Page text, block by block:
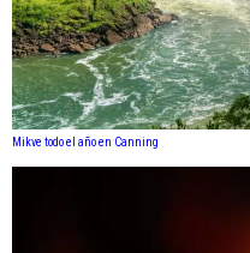
Mikve todo el año en Canning